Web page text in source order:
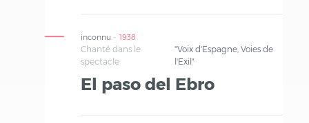
inconnu 1938
Chanté dans le
spectacle
"Voix d'Espagne, Voies de
l'Exil"
El paso del Ebro